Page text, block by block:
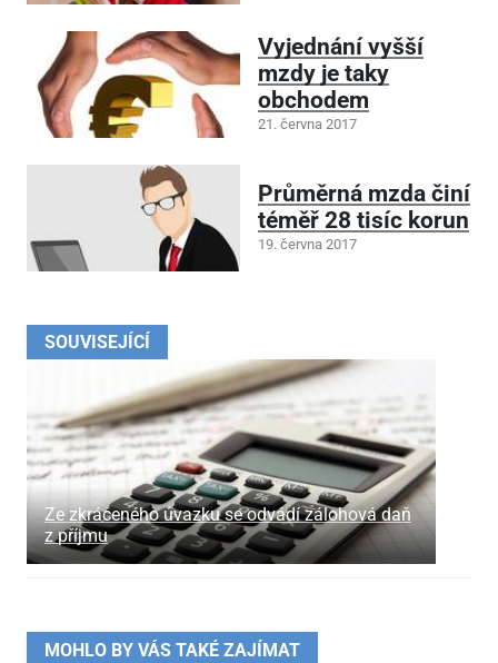
SOUVISEJÍCÍ
Ze zkráceného úvazku se odvádí zálohová daň
z příjmu
Vyjednání vyšší
mzdy je taky
obchodem
21. června 2017
Průměrná mzda činí
téměř 28 tisíc korun
19. června 2017
MOHLO BY VÁS TAKÉ ZAJÍMAT